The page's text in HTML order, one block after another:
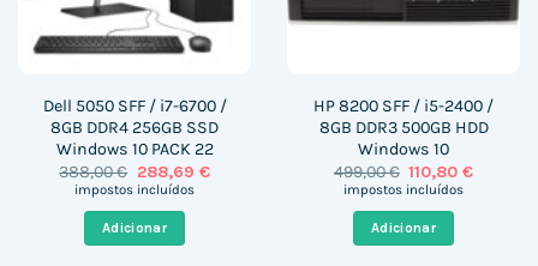
Dell 5050 SFF / i7-6700 /
8GB DDR4 256GB SSD
Windows 10 PACK 22
388,00€ O
preço
era:
388,00 €.
288,69 €O
impostos incluídos
Adicionar
HP 8200 SFF / i5-2400 /
8GB DDR3 500GB HDD
Windows 10
499,00€ O
preço
era:
499,00 €.
110,80€O
impostos incluídos
Adicionar